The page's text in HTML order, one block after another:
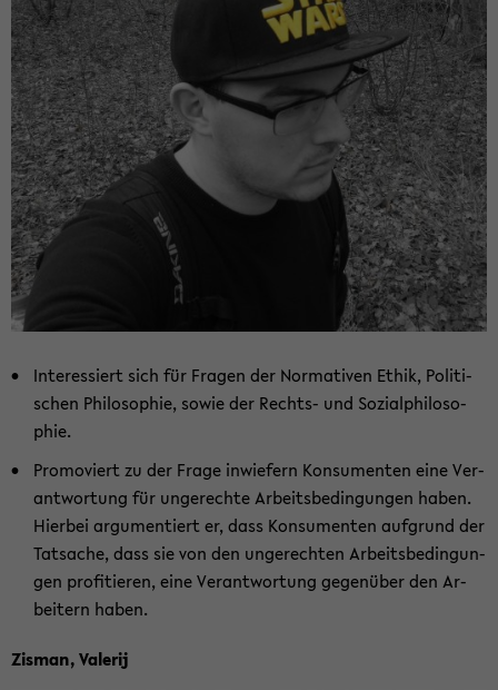
In­ter­es­siert sich für Fra­gen der Nor­ma­ti­ven Ethik, Po­li­ti­
schen Phi­lo­so­phie, sowie der Rechts-​ und So­zi­al­phi­lo­so­
phie.
Pro­mo­viert zu der Frage in­wie­fern Kon­su­men­ten eine Ver­
ant­wor­tung für un­ge­rech­te Ar­beits­be­din­gun­gen haben.
Hier­bei ar­gu­men­tiert er, dass Kon­su­men­ten auf­grund der
Tat­sa­che, dass sie von den un­ge­rech­ten Ar­beits­be­din­gun­
gen pro­fi­tie­ren, eine Ver­ant­wor­tung ge­gen­über den Ar­
bei­tern haben.
Zis­man, Va­lerij